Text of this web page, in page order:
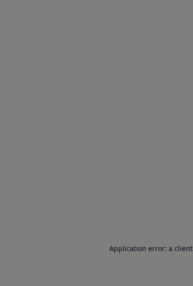
Application error: a